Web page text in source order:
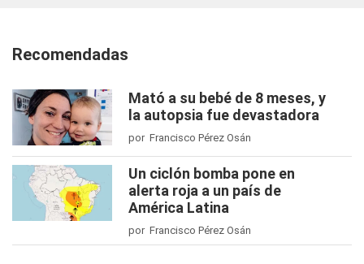
Recomendadas
Mató a su bebé de 8 meses, y
la autopsia fue devastadora
por Francisco Pérez Osán
Un ciclón bomba pone en
alerta roja a un país de
América Latina
por Francisco Pérez Osán